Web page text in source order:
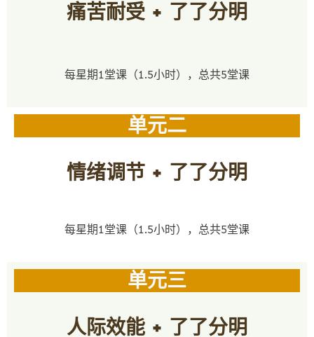
痛苦耐受 + 了了分明
每星期1堂课（1.5小时），总共5堂课
单元二
情绪调节 + 了了分明
每星期1堂课（1.5小时），总共5堂课
单元三
人际效能 + 了了分明